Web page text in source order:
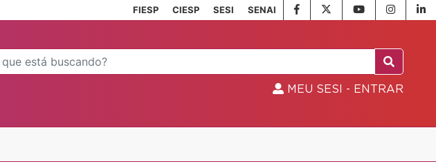
FIESP CIESP SESI SENAI
MEU SESI - ENTRAR